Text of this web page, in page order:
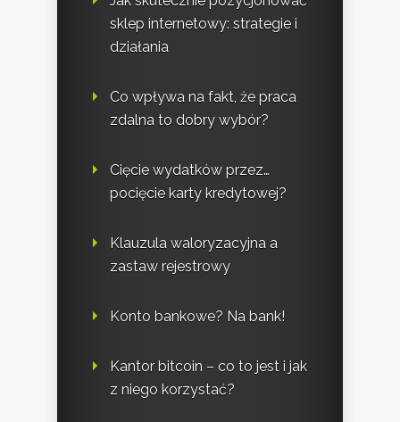
sklep internetowy: strategie i
działania
Co wpływa na fakt, że praca
zdalna to dobry wybór?
Cięcie wydatków przez…
pocięcie karty kredytowej?
Klauzula waloryzacyjna a
zastaw rejestrowy
Konto bankowe? Na bank!
Kantor bitcoin – co to jest i jak
z niego korzystać?